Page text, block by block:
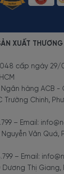
XUẤT
cấp ngày
Ngân hàng ACB -
Trường Chinh,
– Email:
Văn Quá,
– Email:
Dương Thị